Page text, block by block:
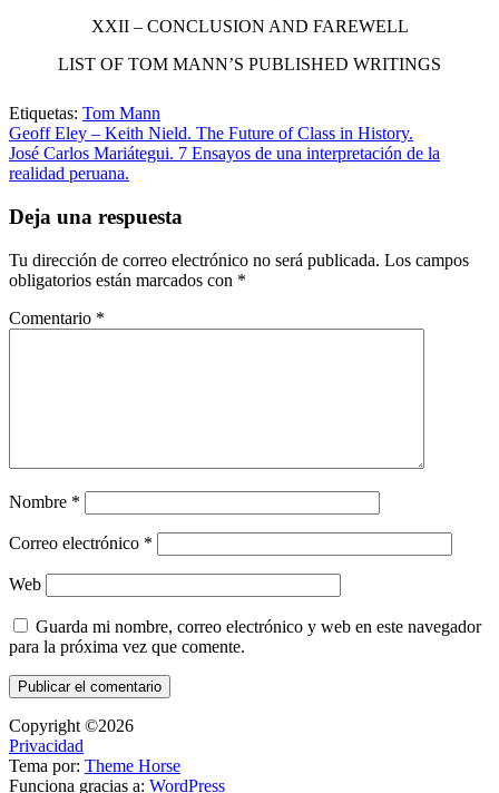
XXII – CONCLUSION AND FAREWELL
LIST OF TOM MANN’S PUBLISHED WRITINGS
Etiquetas: Tom Mann
Geoff Eley – Keith Nield. The Future of Class in History.
José Carlos Mariátegui. 7 Ensayos de una interpretación de la
realidad peruana.
Deja una respuesta
Tu dirección de correo electrónico no será publicada. Los campos
obligatorios están marcados con *
Comentario *
Nombre *
Correo electrónico *
Web
Guarda mi nombre, correo electrónico y web en este navegador
para la próxima vez que comente.
Copyright ©2026
Privacidad
Tema por: Theme Horse
Funciona gracias a: WordPress